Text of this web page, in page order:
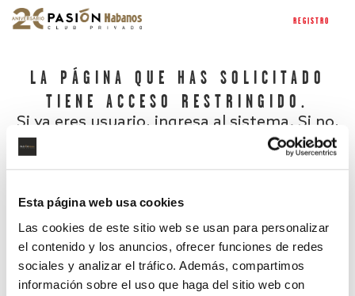
Esta página web usa cookies
Las cookies de este sitio web se usan para personalizar
el contenido y los anuncios, ofrecer funciones de redes
sociales y analizar el tráfico. Además, compartimos
información sobre el uso que haga del sitio web con
REGISTRO
LA PÁGINA QUE HAS SOLICITADO
TIENE ACCESO RESTRINGIDO.
Si ya eres usuario, ingresa al sistema. Si no,